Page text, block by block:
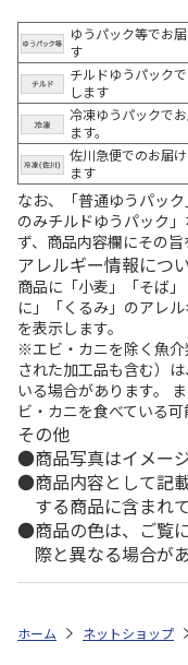
ゆうパック等でお
す
チルドゆうパック
します
冷凍ゆうパックで
ます。
佐川急便でのお届
ます
なお、「普通ゆうパッ
のみチルドゆうパック
ず、商品内容欄にその旨
アレルギー情報につ
商品に「小麦」「そば
に」「くるみ」のアレ
を表示します。
※エビ・カニを除く魚
された加工品も含む）
いる場合があります。
ビ・カニを食べている可
その他
商品写真はイメージ
商品内容として記
する商品に含まれ
商品の色は、ご覧
際と異なる場合が
ホーム ネットショップ